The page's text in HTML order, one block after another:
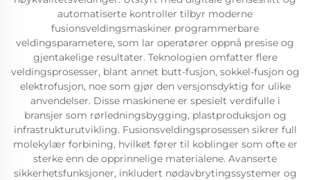
automatiserte kontroller tilbyr moderne
fusionsveldingsmaskiner programmerbare
veldingsparametere, som lar operatører oppnå presise og
gjentakelige resultater. Teknologien omfatter flere
veldingsprosesser, blant annet butt-fusjon, sokkel-fusjon og
elektrofusjon, noe som gjør den versjonsdyktig for ulike
anvendelser. Disse maskinene er spesielt verdifulle i
bransjer som rørledningsbygging, plastproduksjon og
infrastrukturutvikling. Fusionsveldingsprosessen sikrer full
molekylær forbining, hvilket fører til koblinger som ofte er
sterke enn de opprinnelige materialene. Avanserte
sikkerhetsfunksjoner, inkludert nødavbrytingssystemer og